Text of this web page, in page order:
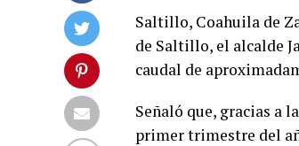
Saltillo, Coahuila de
de Saltillo, el alcalde
caudal de
Señaló que, gracias a
primer trimestre del